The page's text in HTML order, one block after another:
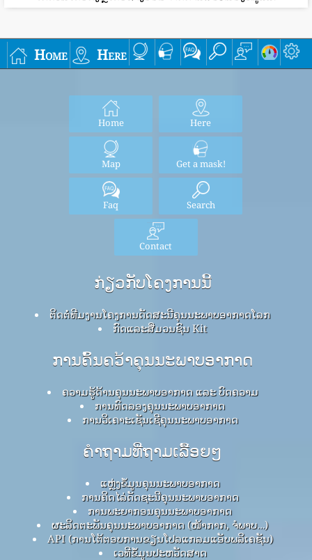
Home Here
Home Here
Map Get a mask!
Faq Search
Contact
ກ່ຽວກັບໂຄງການນີ້
ຕິດຕໍ່ທີມງານໂຄງການດັດສະນີຄຸນນະພາບອາກາດໂລກ
ກົດ​ແລະ​ສື່​ມວນ​ຊົນ Kit
ການຄົ້ນຄວ້າຄຸນນະພາບອາກາດ
ຄວາມຮູ້ດ້ານຄຸນນະພາບອາກາດ ແລະ ບົດຄວາມ
ການທົດລອງຄຸນນະພາບອາກາດ
ການວິເຄາະເຊັນເຊີຄຸນນະພາບອາກາດ
ຄໍາຖາມທີ່ຖາມເລື້ອຍໆ
ແຫຼ່ງຂໍ້ມູນຄຸນນະພາບອາກາດ
ການຄິດໄລ່ດັດຊະນີຄຸນນະພາບອາກາດ
ການພະຍາກອນຄຸນນະພາບອາກາດ
ຜະລິດຕະພັນຄຸນນະພາບອາກາດ (ໜ້າກາກ, ຈໍພາບ…)
API (ການໂຕ້ຕອບການຂຽນໂປລແກລມແອັບພລິເຄຊັນ)
ເວທີຂໍ້ມູນປະຫວັດສາດ